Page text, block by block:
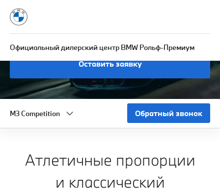
Официальный дилерский центр BMW Рольф-Премиум
АВТОМОБИЛИ M BMW 3 СЕРИИ
Оставить заявку
M3 Competition Обратный звонок
Атлетичные пропорции
и классический